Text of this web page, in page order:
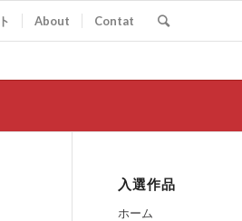
About Contat
入選作品
ホーム